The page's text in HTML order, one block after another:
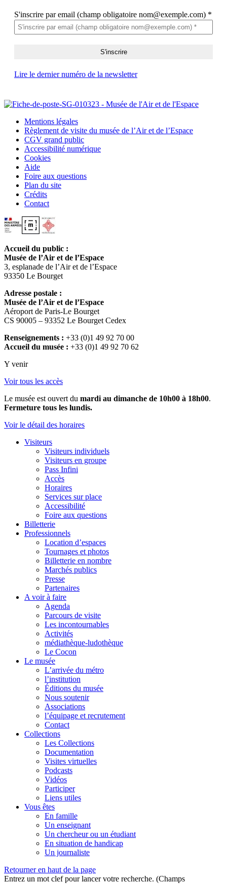
S'inscrire par email (champ obligatoire nom@exemple.com) *
Lire le dernier numéro de la newsletter
Mentions légales
Règlement de visite du musée de l’Air et de l’Espace
CGV grand public
Accessibilité numérique
Cookies
Aide
Foire aux questions
Plan du site
Crédits
Contact
Accueil du public :
Musée de l’Air et de l’Espace
3, esplanade de l’Air et de l’Espace
93350 Le Bourget
Adresse postale :
Musée de l’Air et de l’Espace
Aéroport de Paris-Le Bourget
CS 90005 – 93352 Le Bourget Cedex
Renseignements : +33 (0)1 49 92 70 00
Accueil du musée : +33 (0)1 49 92 70 62
Y venir
Voir tous les accès
Le musée est ouvert du mardi au dimanche de 10h00 à 18h00.
Fermeture tous les lundis.
Voir le détail des horaires
Visiteurs
Visiteurs individuels
Visiteurs en groupe
Pass Infini
Accès
Horaires
Services sur place
Accessibilité
Foire aux questions
Billetterie
Professionnels
Location d’espaces
Tournages et photos
Billetterie en nombre
Marchés publics
Presse
Partenaires
A voir à faire
Agenda
Parcours de visite
Les incontournables
Activités
médiathèque-ludothèque
Le Cocon
Le musée
L’arrivée du métro
l’institution
Éditions du musée
Nous soutenir
Associations
l’équipage et recrutement
Contact
Collections
Les Collections
Documentation
Visites virtuelles
Podcasts
Vidéos
Participer
Liens utiles
Vous êtes
En famille
Un enseignant
Un chercheur ou un étudiant
En situation de handicap
Un journaliste
Retourner en haut de la page
Entrez un mot clef pour lancer votre recherche. (Champs